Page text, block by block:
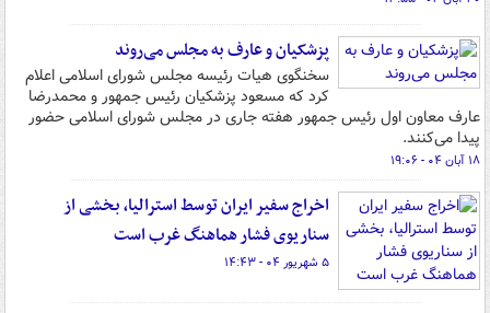
پزشکیان و عارف به مجلس می‌روند
سخنگوی هیات رئیسه مجلس شورای اسلامی اعلام
کرد که مسعود پزشکیان رئیس جمهور و محمدرضا
عارف معاون اول رئیس جمهور هفته جاری در مجلس شورای اسلامی حضور
پیدا می‌کنند.
۱۸ آبان ۰۴ - ۱۹:۰۶
اخراج سفیر ایران توسط استرالیا، بخشی از
سناریوی فشار هماهنگ غرب است
۵ شهریور ۰۴ - ۱۴:۴۳